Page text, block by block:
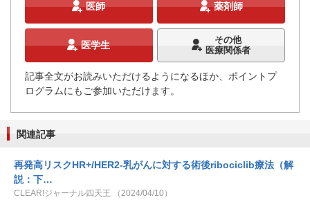
医師 薬剤師
医学生
その他
医療関係者
記事全文がお読みいただけるようになるほか、ポイントプ
ログラムにもご参加いただけます。
関連記事
再発高リスクHR+/HER2-乳がんに対する術後ribociclib療法（解
説：下…
CLEAR!ジャーナル四天王 （2024/04/10）